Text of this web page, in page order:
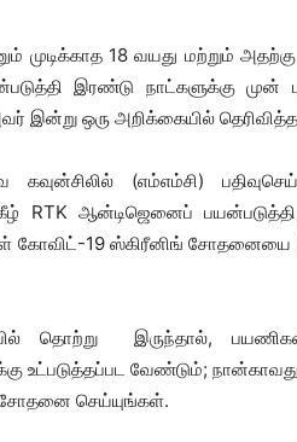
முடிக்காத 18 வயது மற்றும்
இரண்டு நாட்களுக்கு முன்
இன்று ஒரு அறிக்கையில்
கவுன்சிலில் (எம்எம்சி)
RTK ஆன்டிஜெனைப்
கோவிட்-19 ஸ்கிரீனிங் சோதனையை
தொற்று இருந்தால், பயணிகள்
உட்படுத்தப்பட வேண்டும்;
செய்யுங்கள்.